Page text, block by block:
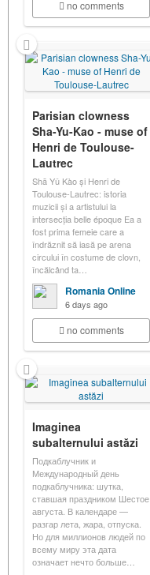
no comments
Parisian clowness
Sha-Yu-Kao - muse of
Henri de Toulouse-
Lautrec
Shā Yǔ Kào și Henri de
Toulouse-Lautrec: istoria
muzicii și a artistului la
intersecția belle époque Ea a
fost prima femeie care a
îndrăznit să iasă pe arena
circului în costume de clovn,
încălcând ta…
Romania Online
6 days ago
no comments
Imaginea
subalternului astăzi
Подкаблучник и
Международный день
подкаблучника: шутка,
ставшая праздником Шестое
августа. В календаре —
разгар лета, жара, отпуска.
Но для миллионов людей по
всему миру эта дата
означает нечто больше…